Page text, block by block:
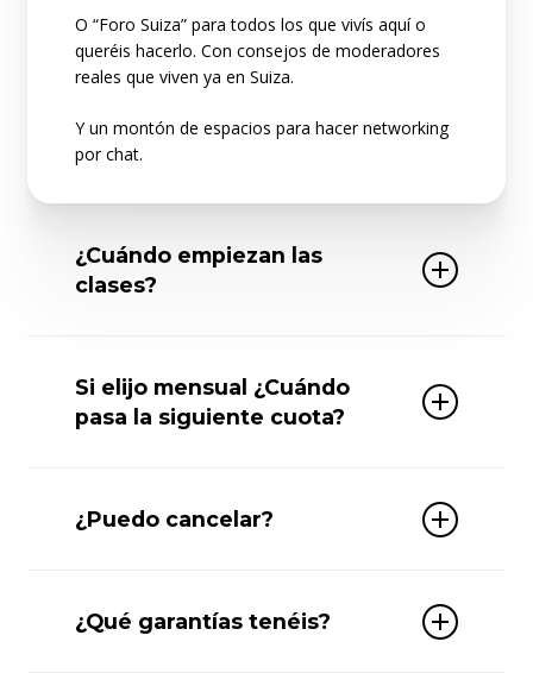
O “Foro Suiza” para todos los que vivís aquí o
queréis hacerlo. Con consejos de moderadores
reales que viven ya en Suiza.
Y un montón de espacios para hacer networking
por chat.
¿Cuándo empiezan las
clases?
mismo día tendremos el directo especial de
bienvenida. Te pasaremos un formulario para
que puedas votar la hora a la que prefieres que
puedas inscribir, después, ya no será posible.
Si elijo mensual ¿Cuándo
pasa la siguiente cuota?
¿Puedo cancelar?
puedes cancelar cuando quieras. En función de si
has seleccionado pago mensual o pago anual.
¿Qué garantías tenéis?